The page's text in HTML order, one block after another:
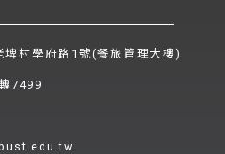
埤村學府路1號(餐旅管理大樓)
7499